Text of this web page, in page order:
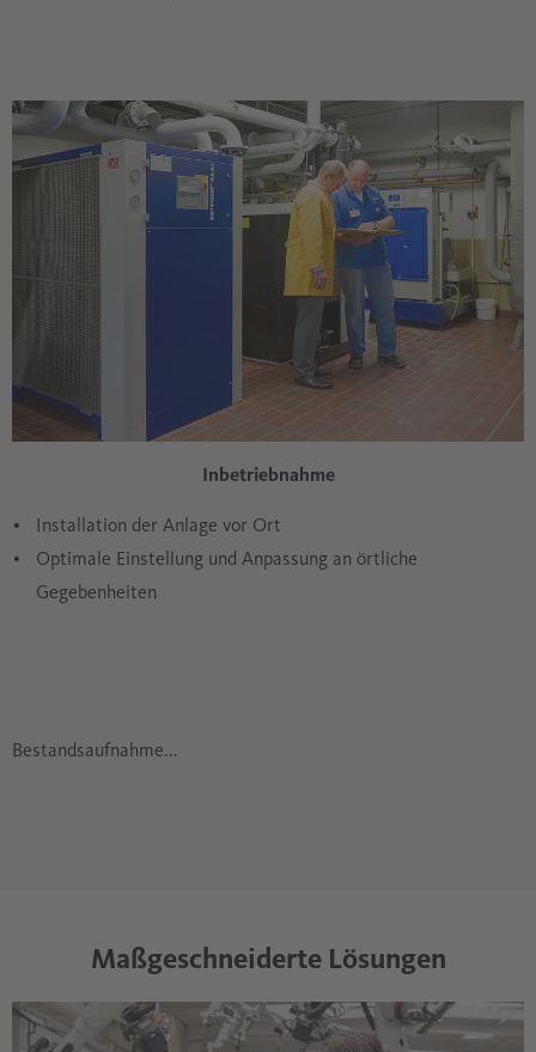
Inbetriebnahme
Installation der Anlage vor Ort
Optimale Einstellung und Anpassung an örtliche
Gegebenheiten
Bestandsaufnahme...
Maßgeschneiderte Lösungen